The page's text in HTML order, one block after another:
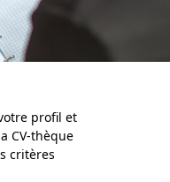
profil et
CV-thèque
critères